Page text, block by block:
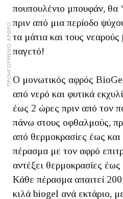
ΠΡΟΗΓΟΥΜΕΝΟ ΑΡΘΡΟ
πουπουλένιο μπουφάν, θα
πριν από μια περίοδο
τα μάτια και τους
παγετό!
Ο μονωτικός αφρός
από νερό και φυτικά
έως 2 ώρες πριν από τον
πάνω στους οφθαλμούς,
από θερμοκρασίες έως
πέρασμα με τον αφρό
αντέξει θερμοκρασίες
Κάθε πέρασμα απαιτεί 200
κιλά biogel ανά εκτάριο,